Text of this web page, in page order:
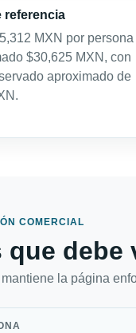
referencia
MXN por persona
$30,625 MXN, con
aproximado de
COMERCIAL
que debe
la página